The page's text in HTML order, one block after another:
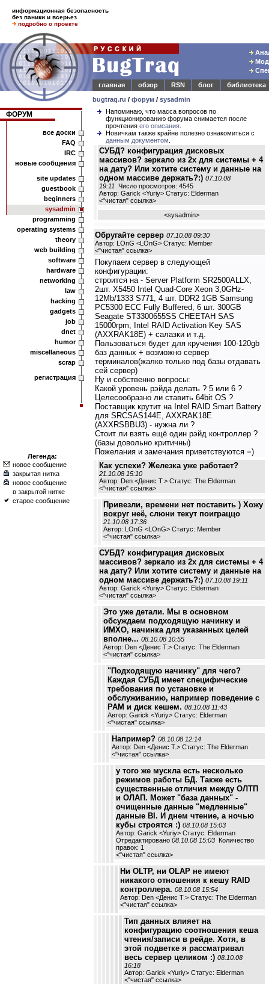
информационная безопасность
без паники и всерьез
подробно о проекте
главная
обзор RSN блог
библиотека
bugtraq.ru / форум / sysadmin
ФОРУМ
все доски
FAQ
IRC
новые сообщения
site updates
guestbook
beginners
sysadmin
programming
operating systems
theory
web building
software
hardware
networking
law
hacking
gadgets
job
dnet
humor
miscellaneous
scrap
регистрация
Легенда:
новое сообщение
закрытая нитка
новое сообщение
в закрытой нитке
старое сообщение
Напоминаю, что масса вопросов по
функционированию форума снимается после
прочтения его описания
Новичкам также крайне полезно ознакомиться с
данным документом
СУБД? конфигурация дисковых
массивов? зеркало из 2х для системы + 4
на дату? Или хотите систему и данные на
одном массиве держать?:) 07.10.08
19:11 Число просмотров: 4545
Автор: Garick <Yuriy> Статус: Elderman
<"чистая" ссылка>
<sysadmin>
Обругайте сервер 07.10.08 09:30
Автор: LOnG <LOnG> Статус: Member
<"чистая" ссылка>
Покупаем сервер в следующей
конфигурации:
строится на - Server Platform SR2500ALLX,
2шт. X5450 Intel Quad-Core Xeon 3,0GHz-
12Mb/1333 S771, 4 шт. DDR2 1GB Samsung
PC5300 ECC Fully Buffered, 6 шт. 300GB
Seagate ST3300655SS CHEETAH SAS
15000rpm, Intel RAID Activation Key SAS
(AXXRAK18E) + салазки и т.д.
Пользоваться будет для кручения 100-120gb
баз данных + возможно сервер
терминалов(жалко только под базы отдавать
сей сервер)
Ну и собственно вопросы:
Какой уровень рэйда делать ? 5 или 6 ?
Целесообразно ли ставить 64bit OS ?
Поставщик крутит на Intel RAID Smart Battery
для SRCSAS144E, AXXRAK18E
(AXXRSBBU3) - нужна ли ?
Стоит ли взять ещё один рэйд контроллер ?
(базы довольно критичны)
Пожелания и замечания приветствуются =)
Как успехи? Железка уже работает?
21.10.08 15:10
Автор: Den <Денис Т.> Статус: The Elderman
<"чистая" ссылка>
Привезли, времени нет поставить ) Хожу
вокруг неё, слюни текут поиграццо
21.10.08 17:36
Автор: LOnG <LOnG> Статус: Member
<"чистая" ссылка>
СУБД? конфигурация дисковых
массивов? зеркало из 2х для системы + 4
на дату? Или хотите систему и данные на
одном массиве держать?:) 07.10.08 19:11
Автор: Garick <Yuriy> Статус: Elderman
<"чистая" ссылка>
Это уже детали. Мы в основном
обсуждаем подходящую начинку и
ИМХО, начинка для указанных целей
вполне... 08.10.08 10:55
Автор: Den <Денис Т.> Статус: The Elderman
<"чистая" ссылка>
"Подходящую начинку" для чего?
Каждая СУБД имеет специфические
требования по установке и
обслуживанию, например поведение с
РАМ и диск кешем. 08.10.08 11:43
Автор: Garick <Yuriy> Статус: Elderman
<"чистая" ссылка>
Например? 08.10.08 12:14
Автор: Den <Денис Т.> Статус: The Elderman
<"чистая" ссылка>
у того же мускла есть несколько
режимов работы БД. Также есть
существенные отличия между ОЛТП
и ОЛАП. Может "база данных" -
очищенные данные "медленные"
данные BI. И днем чтение, а ночью
кубы строятся :) 08.10.08 15:03
Автор: Garick <Yuriy> Статус: Elderman
Отредактировано 08.10.08 15:03 Количество
правок: 1
<"чистая" ссылка>
Ни OLTP, ни OLAP не имеют
никакого отношения к кешу RAID
контроллера. 08.10.08 15:54
Автор: Den <Денис Т.> Статус: The Elderman
<"чистая" ссылка>
Тип данных влияет на
конфигурацию соотношения кеша
чтения/записи в рейде. Хотя, в
этой подветке я рассматривал
весь сервер целиком :) 08.10.08
16:18
Автор: Garick <Yuriy> Статус: Elderman
<"чистая" ссылка>